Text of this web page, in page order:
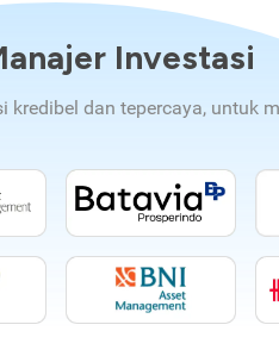
Investasi
dan tepercaya, untuk